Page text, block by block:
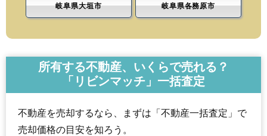
岐阜県大垣市 岐阜県各務原市
所有する不動産、いくらで売れる？
「リビンマッチ」一括査定
不動産を売却するなら、まずは「不動産一括査定」で
売却価格の目安を知ろう。